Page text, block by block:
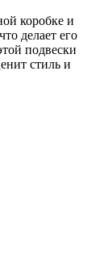
коробке и
делает его
подвески
стиль и